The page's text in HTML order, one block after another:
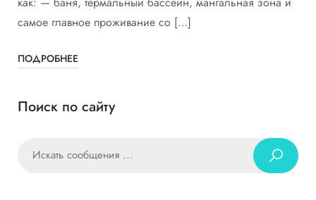
самое главное проживание со […]
ПОДРОБНЕЕ
Поиск по сайту